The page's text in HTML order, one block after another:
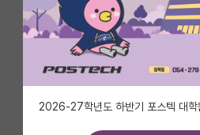
베스트 게시판
IF 명예의전당
자유 게시판(아무개랩)
미국 유학 게시판
2026-27학년도 하반기 포스텍 대학